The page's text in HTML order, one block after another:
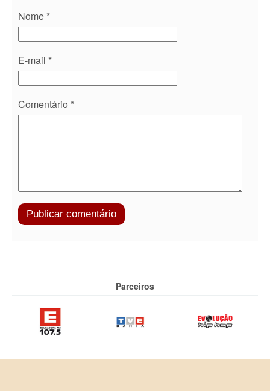
Nome *
E-mail *
Comentário *
Parceiros